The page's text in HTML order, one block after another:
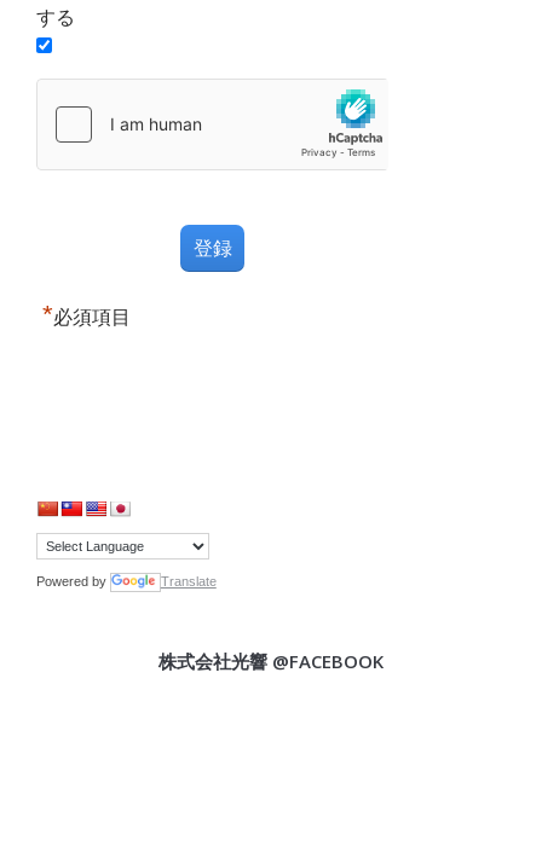
する
*必須項目
Powered by Translate
株式会社光響 @FACEBOOK